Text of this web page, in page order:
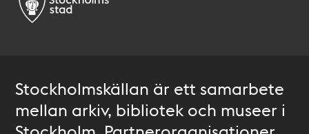
Stockholmskällan är ett samarbete
mellan arkiv, bibliotek och museer i